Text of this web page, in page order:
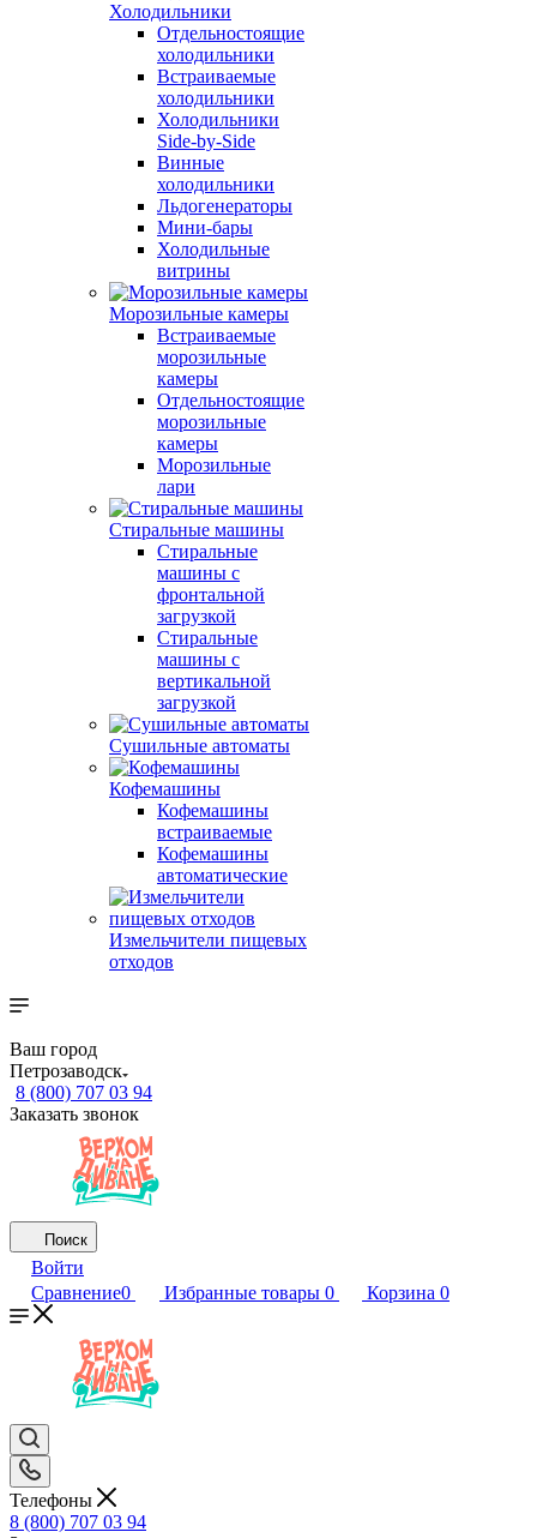
Холодильники
Отдельностоящие
холодильники
Встраиваемые
холодильники
Холодильники
Side-by-Side
Винные
холодильники
Льдогенераторы
Мини-бары
Холодильные
витрины
Морозильные камеры
Встраиваемые
морозильные
камеры
Отдельностоящие
морозильные
камеры
Морозильные
лари
Стиральные машины
Стиральные
машины с
фронтальной
загрузкой
Стиральные
машины с
вертикальной
загрузкой
Сушильные автоматы
Кофемашины
Кофемашины
встраиваемые
Кофемашины
автоматические
Измельчители пищевых
отходов
Ваш город
Петрозаводск
8 (800) 707 03 94
Заказать звонок
Поиск
Войти
Сравнение0 Избранные товары 0 Корзина 0
Телефоны
8 (800) 707 03 94